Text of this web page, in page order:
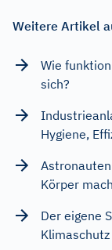
Weitere Artikel
Wie
sich?
Hygiene,
Körper
Der eigene
Klimaschutz